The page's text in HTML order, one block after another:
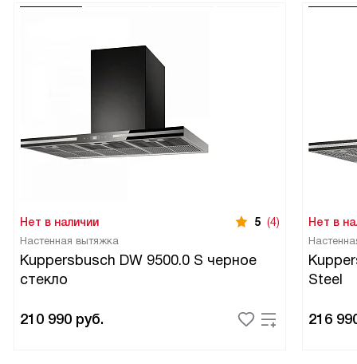
Нет в наличии 5 (4)
Настенная вытяжка
Kuppersbusch DW 9500.0 S черное
стекло
210 990 руб.
Нет в
Steel
216